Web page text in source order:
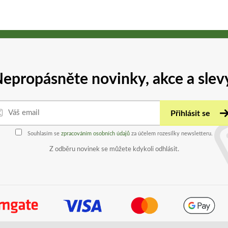
novinky, akce a
Přihlásit se
Souhlasím se zpracováním osobních údajů za účelem rozesílky newsletteru.
Z odběru novinek se můžete kdykoli odhlásit.